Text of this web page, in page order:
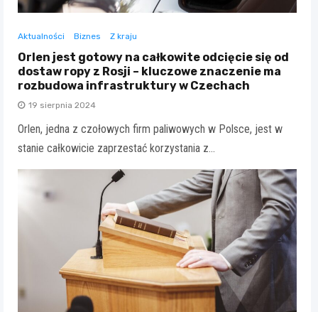
Aktualności Biznes Z kraju
Orlen jest gotowy na całkowite odcięcie się od
dostaw ropy z Rosji – kluczowe znaczenie ma
rozbudowa infrastruktury w Czechach
19 sierpnia 2024
Orlen, jedna z czołowych firm paliwowych w Polsce, jest w
stanie całkowicie zaprzestać korzystania z…